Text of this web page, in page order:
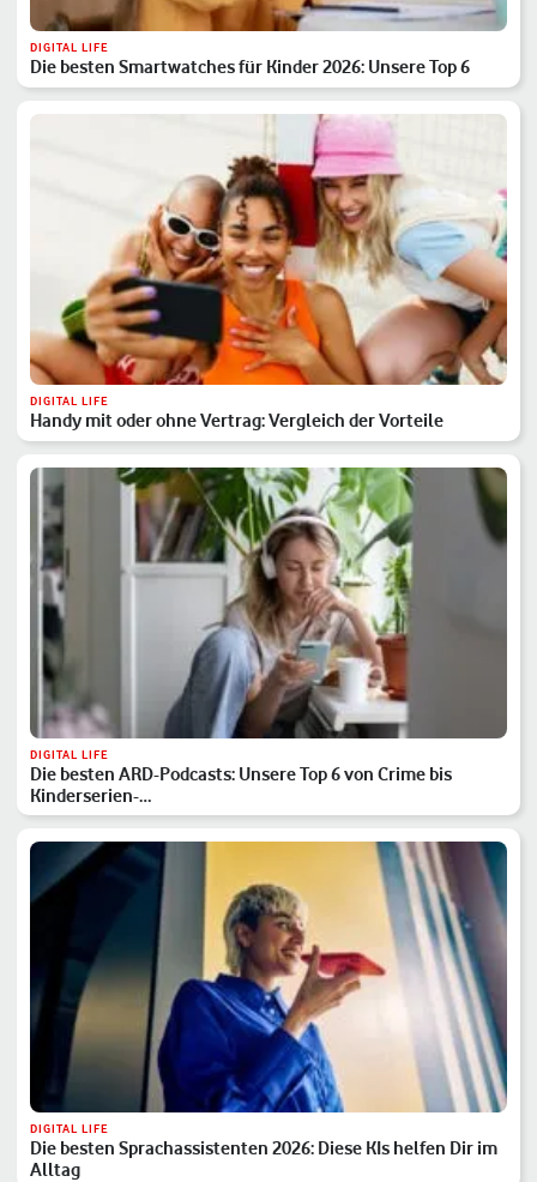
DIGITAL LIFE
Die besten Smartwatches für Kinder 2026: Unsere Top 6
DIGITAL LIFE
Handy mit oder ohne Vertrag: Vergleich der Vorteile
DIGITAL LIFE
Die besten ARD-Podcasts: Unsere Top 6 von Crime bis
Kinderserien-…
DIGITAL LIFE
Die besten Sprachassistenten 2026: Diese KIs helfen Dir im
Alltag